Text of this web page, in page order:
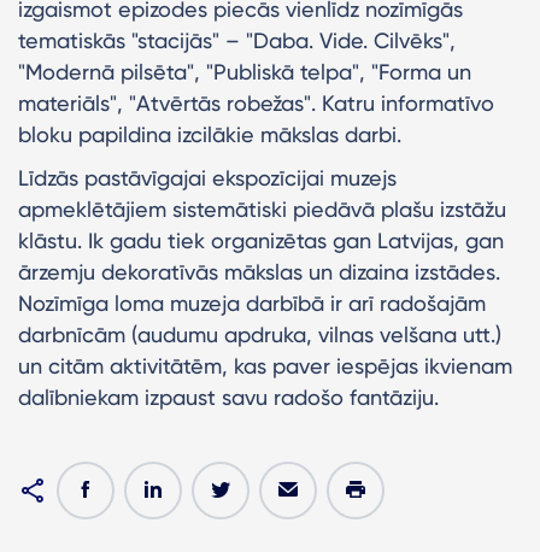
izgaismot epizodes piecās vienlīdz nozīmīgās
tematiskās "stacijās" – "Daba. Vide. Cilvēks",
"Modernā pilsēta", "Publiskā telpa", "Forma un
materiāls", "Atvērtās robežas". Katru informatīvo
bloku papildina izcilākie mākslas darbi.
Līdzās pastāvīgajai ekspozīcijai muzejs
apmeklētājiem sistemātiski piedāvā plašu izstāžu
klāstu. Ik gadu tiek organizētas gan Latvijas, gan
ārzemju dekoratīvās mākslas un dizaina izstādes.
Nozīmīga loma muzeja darbībā ir arī radošajām
darbnīcām (audumu apdruka, vilnas velšana utt.)
un citām aktivitātēm, kas paver iespējas ikvienam
dalībniekam izpaust savu radošo fantāziju.